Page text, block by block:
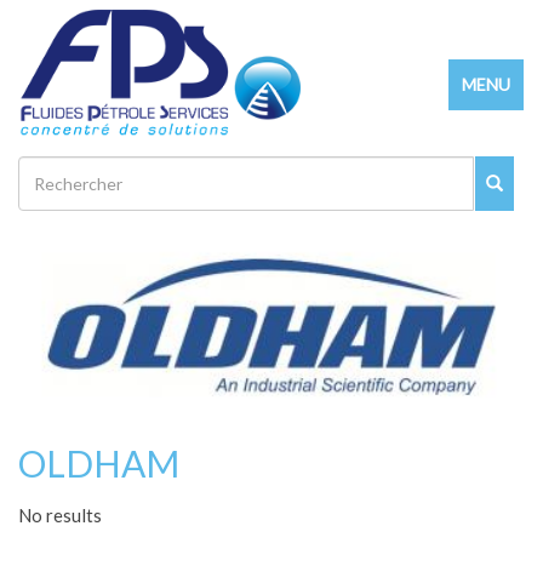
contenu
principal
Toggle
navigation
MENU
Rechercher
OLDHAM
No results